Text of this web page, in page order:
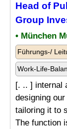
Head of
Group
• München
Führungs-/
Work-Life-
[. .. ] internal
designing
tailoring it to
The function